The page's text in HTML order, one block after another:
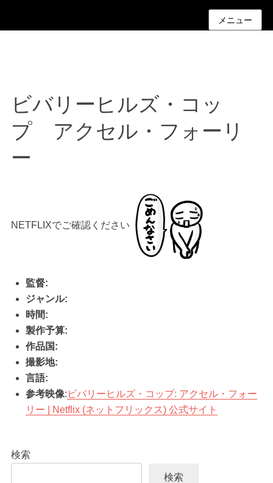
メニュー
ビバリーヒルズ・コッ
プ アクセル・フォーリ
ー
NETFLIXでご確認ください
監督:
ジャンル:
時間:
製作予算:
作品国:
撮影地:
言語:
参考映像: ビバリーヒルズ・コップ: アクセル・フォー
リー | Netflix (ネットフリックス) 公式サイト
検索
検索